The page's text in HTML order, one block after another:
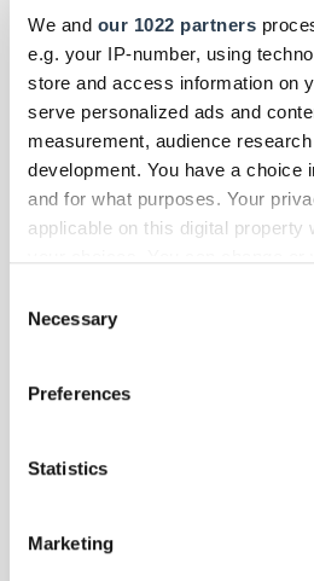
We and our 1022 partners
e.g. your IP-number, using
store and access information on
serve personalized ads and
measurement, audience
development. You have a choice
and for what purposes. Your
applicable on this digital property
the Privacy trigger icon.
Collect information about
Identify your device by
Find out more about how your
and set your preferences in the
Selection
Necessary
Preferences
Statistics
Marketing
Das neue
da!